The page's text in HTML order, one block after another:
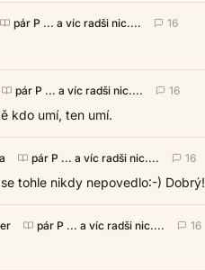
pár P ... a víc radši nic.... 16
pár P ... a víc radši nic.... 16
kdo umí, ten umí.
pár P ... a víc radši nic.... 16
tohle nikdy nepovedlo:-) Dobrý!
pár P ... a víc radši nic.... 16